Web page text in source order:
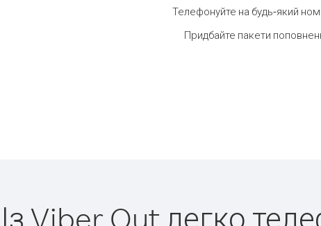
Телефонуйте на будь-який
Придбайте пакети
Із Viber Out легко